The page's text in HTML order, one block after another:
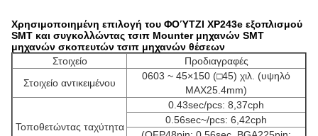
Χρησιμοποιημένη επιλογή του ΦΟΎΤΖΙ XP243e εξοπλισμού
SMT και συγκολλώντας τσιπ Mounter μηχανών SMT
μηχανών σκοπευτών τσιπ μηχανών θέσεων
Στοιχείο
Προδιαγραφές
Στοιχείο αντικειμένου
0603 ~ 45×150 (□45) χιλ. (υψηλό
MAX25.4mm)
Τοποθετώντας ταχύτητα
0.43sec/pcs: 8,37cph
0.56sec~/pcs: 6,42cph